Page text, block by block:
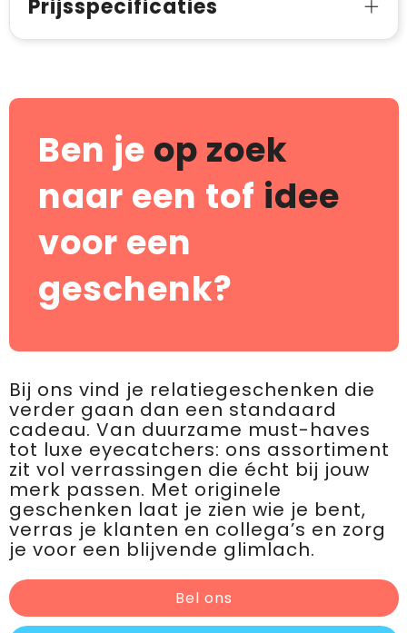
Prijsspecificaties
Ben je op zoek
naar een tof idee
voor een
geschenk?
Bij ons vind je relatiegeschenken die
verder gaan dan een standaard
cadeau. Van duurzame must-haves
tot luxe eyecatchers: ons assortiment
zit vol verrassingen die écht bij jouw
merk passen. Met originele
geschenken laat je zien wie je bent,
verras je klanten en collega’s en zorg
je voor een blijvende glimlach.
Bel ons